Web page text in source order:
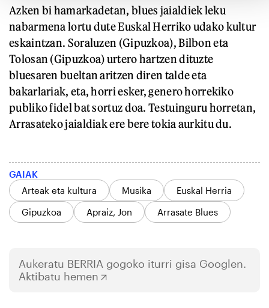
Azken bi hamarkadetan, blues jaialdiek leku
nabarmena lortu dute Euskal Herriko udako kultur
eskaintzan. Soraluzen (Gipuzkoa), Bilbon eta
Tolosan (Gipuzkoa) urtero hartzen dituzte
bluesaren bueltan aritzen diren talde eta
bakarlariak, eta, horri esker, genero horrekiko
publiko fidel bat sortuz doa. Testuinguru horretan,
Arrasateko jaialdiak ere bere tokia aurkitu du.
GAIAK
Arteak eta kultura
Musika
Euskal Herria
Gipuzkoa
Apraiz, Jon Arrasate Blues
Aukeratu BERRIA gogoko iturri gisa Googlen.
Aktibatu hemen